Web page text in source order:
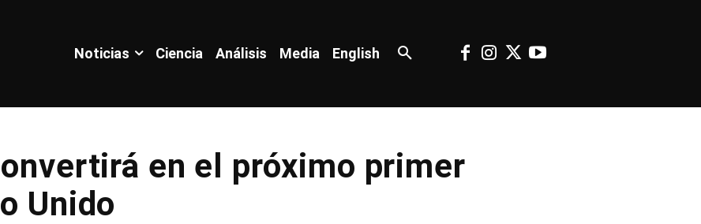
Noticias Ciencia Análisis Media English
en el próximo primer
Unido